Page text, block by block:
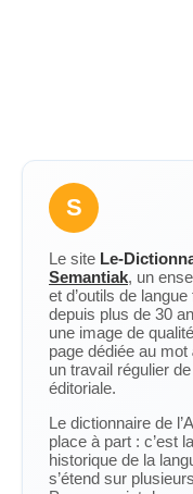
S
Le site Le-
Semantiak, un
et d’outils de
depuis plus de 30
une image de
page dédiée au mot
un travail régulier
éditoriale.
Le dictionnaire de
place à part : c’est
historique de la
s’étend sur